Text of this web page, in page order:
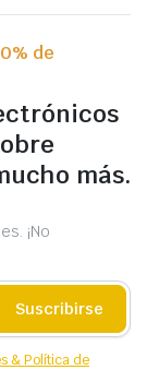
de
más.
¡No
Suscribirse
& Política de